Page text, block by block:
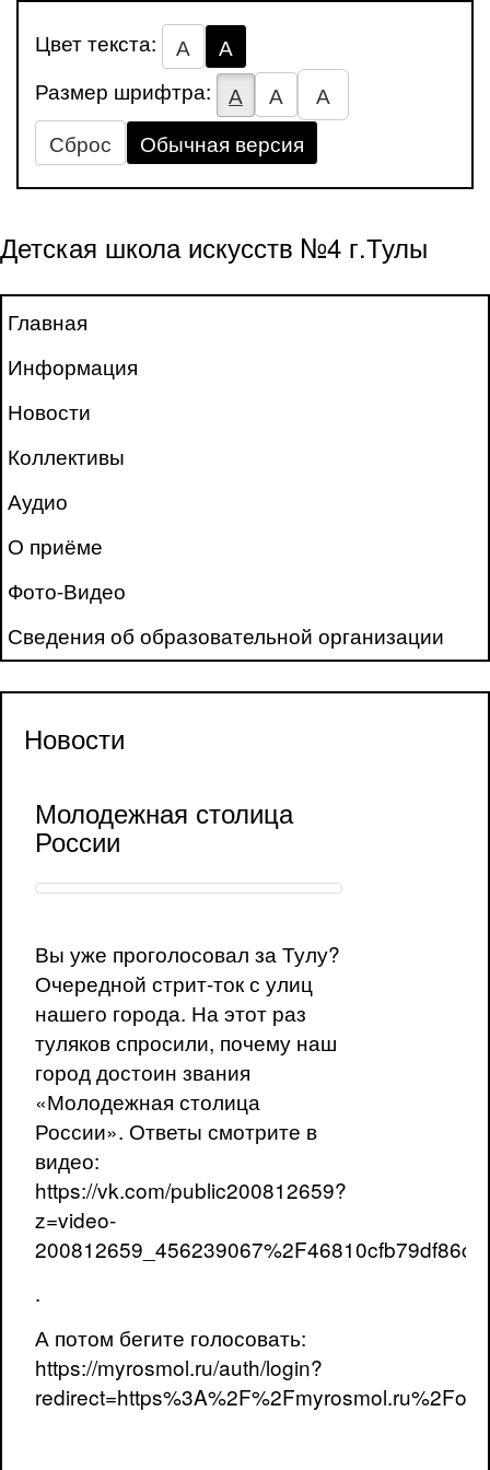
Цвет текста: А
А
Размер шрифтра:
А А
А
Сброс
Обычная версия
Детская школа искусств №4 г.Тулы
Главная
Информация
Новости
Коллективы
Аудио
О приёме
Фото-Видео
Сведения об образовательной организации
Новости
Молодежная столица
России
Вы уже проголосовал за Тулу?
Очередной стрит-ток с улиц
нашего города. На этот раз
туляков спросили, почему наш
город достоин звания
«Молодежная столица
России». Ответы смотрите в
видео:
https://vk.com/public200812659?
z=video-
.
А потом бегите голосовать:
https://myrosmol.ru/auth/login?